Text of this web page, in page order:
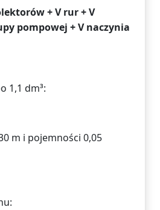
+ V rur + V
pompowej + V naczynia
1,1 dm³:
m i pojemności 0,05